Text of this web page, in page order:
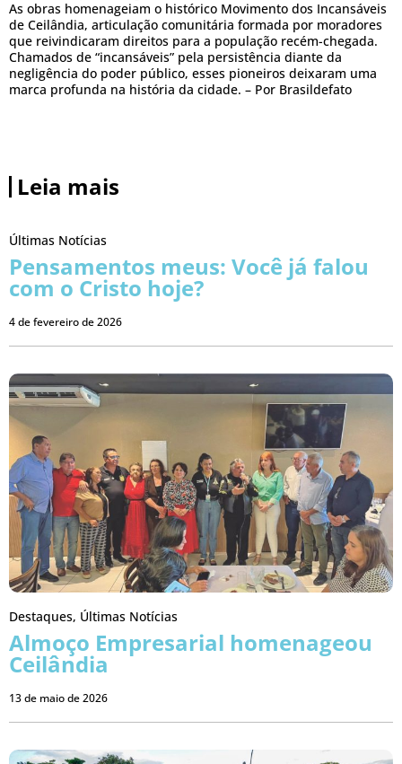
As obras homenageiam o histórico Movimento dos Incansáveis
de Ceilândia, articulação comunitária formada por moradores
que reivindicaram direitos para a população recém-chegada.
Chamados de “incansáveis” pela persistência diante da
negligência do poder público, esses pioneiros deixaram uma
marca profunda na história da cidade. – Por Brasildefato
Leia mais
Últimas Notícias
Pensamentos meus: Você já falou
com o Cristo hoje?
4 de fevereiro de 2026
Destaques, Últimas Notícias
Almoço Empresarial homenageou
Ceilândia
13 de maio de 2026